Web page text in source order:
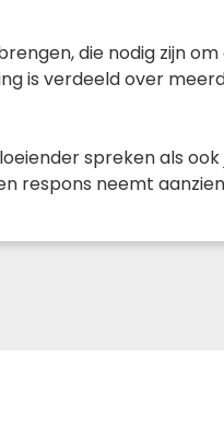
die nodig zijn
is verdeeld over
spreken als
respons neemt